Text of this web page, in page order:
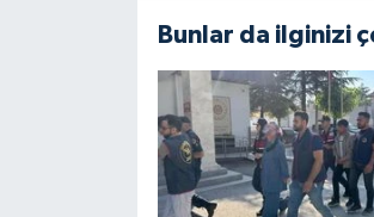
Bunlar da ilginizi